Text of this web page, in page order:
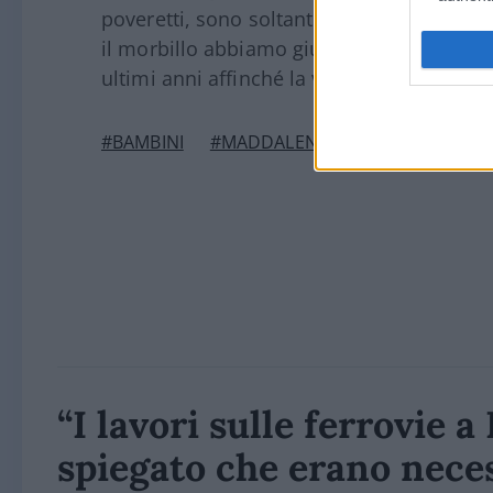
poveretti, sono soltanto 36 i bambini
il morbillo abbiamo giustamente
ultimi anni affinché la vaccinazione del
#BAMBINI #MADDALENA LOY
“I lavori sulle ferrovie a
spiegato che erano